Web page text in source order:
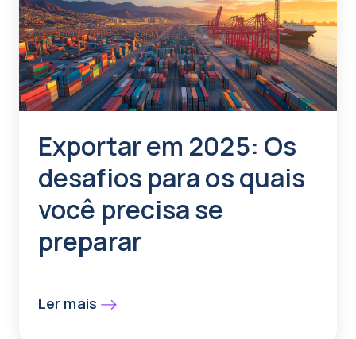
Exportar em 2025: Os
desafios para os quais
você precisa se
preparar
Ler mais